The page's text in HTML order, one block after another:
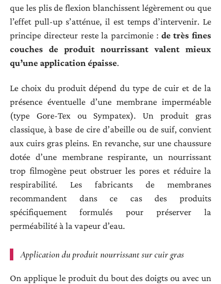
que les plis de flexion blanchissent légèrement ou que
l’effet pull-up s’atténue, il est temps d’intervenir. Le
principe directeur reste la parcimonie : de très fines
couches de produit nourrissant valent mieux
qu’une application épaisse.
Le choix du produit dépend du type de cuir et de la
présence éventuelle d’une membrane imperméable
(type Gore-Tex ou Sympatex). Un produit gras
classique, à base de cire d’abeille ou de suif, convient
aux cuirs gras pleins. En revanche, sur une chaussure
dotée d’une membrane respirante, un nourrissant
trop filmogène peut obstruer les pores et réduire la
respirabilité. Les fabricants de membranes
recommandent dans ce cas des produits
spécifiquement formulés pour préserver la
perméabilité à la vapeur d’eau.
Application du produit nourrissant sur cuir gras
On applique le produit du bout des doigts ou avec un